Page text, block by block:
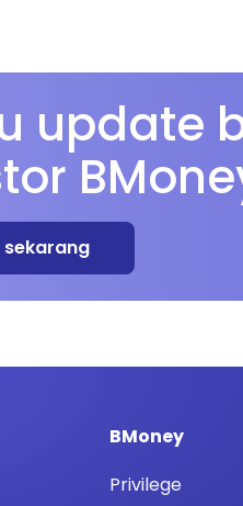
update
sekarang
BMoney
Privilege